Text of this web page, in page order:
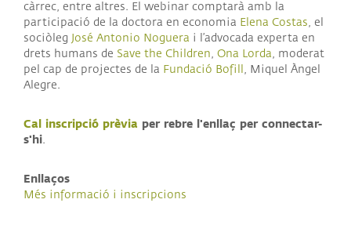
càrrec, entre altres. El webinar comptarà amb la
participació de la doctora en economia Elena Costas, el
sociòleg José Antonio Noguera i l’advocada experta en
drets humans de Save the Children, Ona Lorda, moderat
pel cap de projectes de la Fundació Bofill , Miquel Àngel
Alegre.
Cal inscripció prèvia per rebre l'enllaç per connectar-
s'hi.
Enllaços
Més informació i inscripcions